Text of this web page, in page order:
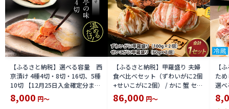
【ふるさと納税】選べる容量 西
京漬け 4種4切・8切・16切、5種
10切 【12月25日入金確定分まで
「年内発送」「年内配送」「年内
お届け」】/ レンジで温めるだけ
8,000 円～
【ふるさと納税】甲羅盛り 夫婦
食べ比べセット（ずわいがに2個
+せいこがに2個） / かに 蟹 セイ
コ ずわい ズワイ 内子 外子 国産
冷凍 冬 冬の味覚 珍味 グルメ 国
86,000 円～
【
た
選
鯖
用